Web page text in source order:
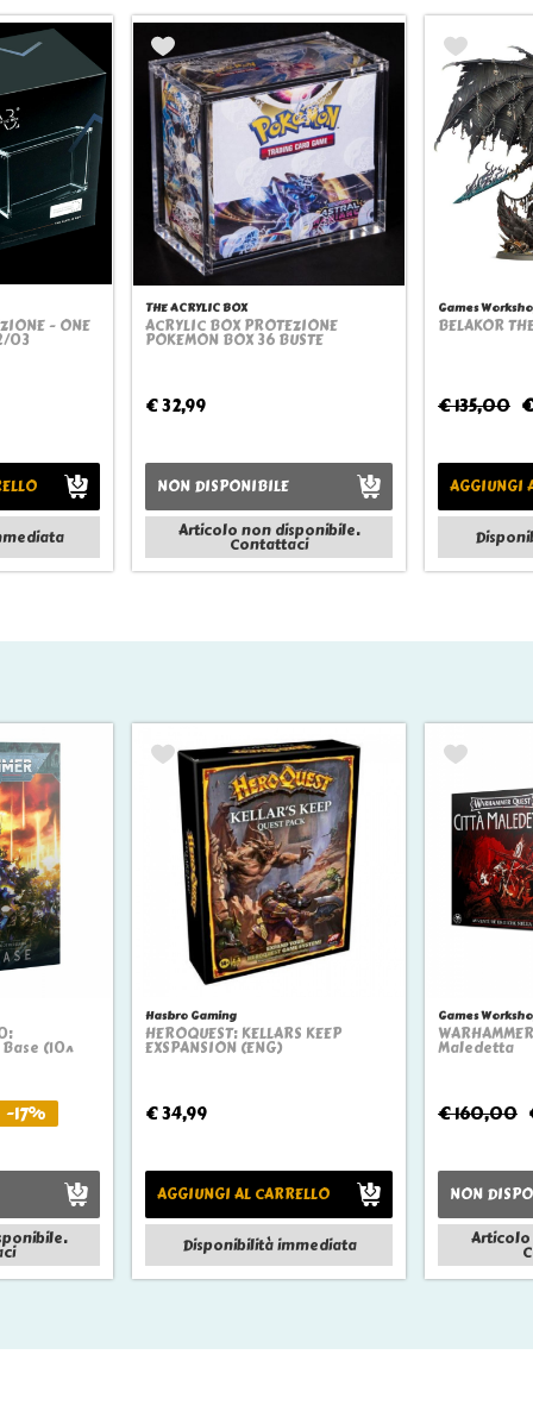
- ONE
03 Quickview
THE ACRYLIC BOX
ACRYLIC BOX PROTEZIONE
POKEMON BOX 36 BUSTE
€ 32,99
NON DISPONIBILE
Articolo non disponibile.
Contattaci
Games
BELAKOR
€ 135,00
AGGIUNGI
(10^
-17%
Quickview
Hasbro Gaming
HEROQUEST: KELLARS KEEP
EXSPANSION (ENG)
€ 34,99
AGGIUNGI AL CARRELLO
Disponibilità immediata
Games
Maledetta
€ 160,00
NON
Articolo